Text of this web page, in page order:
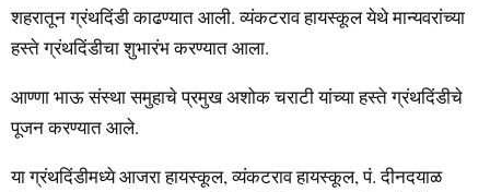
शहरातून ग्रंथदिंडी काढण्यात आली. व्यंकटराव हायस्कूल येथे मान्यवरांच्या
हस्ते ग्रंथदिंडीचा शुभारंभ करण्यात आला.
आण्णा भाऊ संस्था समुहाचे प्रमुख अशोक चराटी यांच्या हस्ते ग्रंथदिंडीचे
पूजन करण्यात आले.
या ग्रंथदिंडीमध्ये आजरा हायस्कूल, व्यंकटराव हायस्कूल, पं. दीनदयाळ